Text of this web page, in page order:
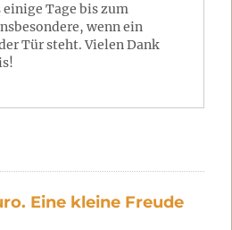
Tage bis zum
wenn ein
Tür steht. Vielen Dank
Eine kleine Freude